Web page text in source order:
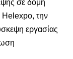
σε δομή
Helexpo, την
εργασίας